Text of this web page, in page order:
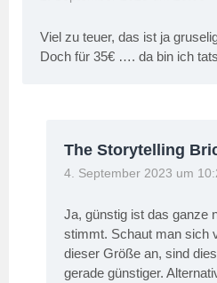
Viel zu teuer, das ist ja
Doch für 35€ …. da bin ich
The Storytelling
4. September 2023 um
Ja, günstig ist das ganze
stimmt. Schaut man sich
dieser Größe an, sind
gerade günstiger.